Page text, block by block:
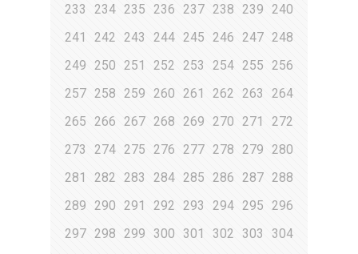
233
234 235 236 237 238 239
240
241
242 243 244 245 246 247 248
249
250 251 252 253 254 255
256
257 258 259 260 261 262 263
264
265
266 267 268 269 270 271
272
273
274 275 276 277 278 279
280
281
282 283 284 285 286 287 288
289
290 291 292 293 294 295
296
297 298 299 300 301 302 303
304